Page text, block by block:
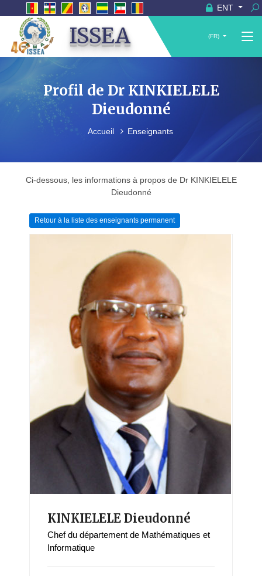
ENT
ISSEA (FR)
Profil de Dr KINKIELELE
Dieudonné
Accueil Enseignants
Ci-dessous, les informations à propos de Dr KINKIELELE
Dieudonné
Retour à la liste des enseignants permanent
KINKIELELE Dieudonné
Chef du département de Mathématiques et
Informatique